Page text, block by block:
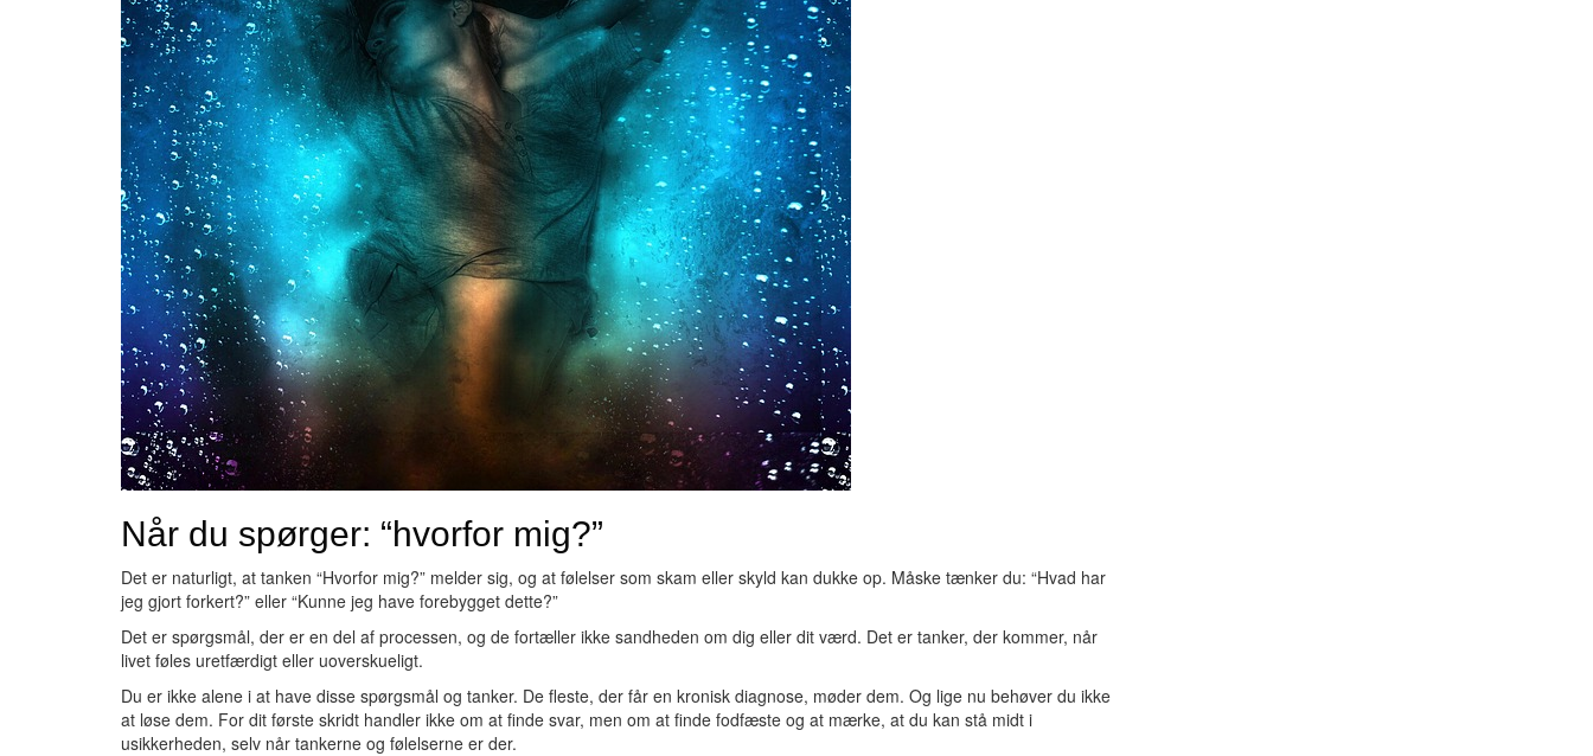
Når du spørger: “hvorfor mig?”
Det er naturligt, at tanken “Hvorfor mig?” melder sig, og at følelser som skam eller skyld kan dukke op. Måske tænker du: “Hvad har
jeg gjort forkert?” eller “Kunne jeg have forebygget dette?”
Det er spørgsmål, der er en del af processen, og de fortæller ikke sandheden om dig eller dit værd. Det er tanker, der kommer, når
livet føles uretfærdigt eller uoverskueligt.
Du er ikke alene i at have disse spørgsmål og tanker. De fleste, der får en kronisk diagnose, møder dem. Og lige nu behøver du ikke
at løse dem. For dit første skridt handler ikke om at finde svar, men om at finde fodfæste og at mærke, at du kan stå midt i
usikkerheden, selv når tankerne og følelserne er der.